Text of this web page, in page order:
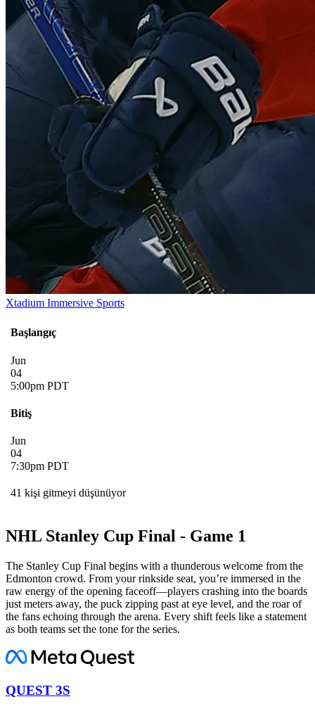
Xtadium Immersive Sports
Başlangıç
Jun
04
5:00pm PDT
Bitiş
Jun
04
7:30pm PDT
41 kişi gitmeyi düşünüyor
NHL Stanley Cup Final - Game 1
The Stanley Cup Final begins with a thunderous welcome from the
Edmonton crowd. From your rinkside seat, you’re immersed in the
raw energy of the opening faceoff—players crashing into the boards
just meters away, the puck zipping past at eye level, and the roar of
the fans echoing through the arena. Every shift feels like a statement
as both teams set the tone for the series.
QUEST 3S